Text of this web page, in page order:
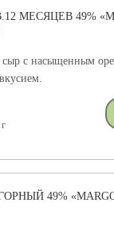
МЕСЯЦЕВ 49%
с насыщенным
г
49%